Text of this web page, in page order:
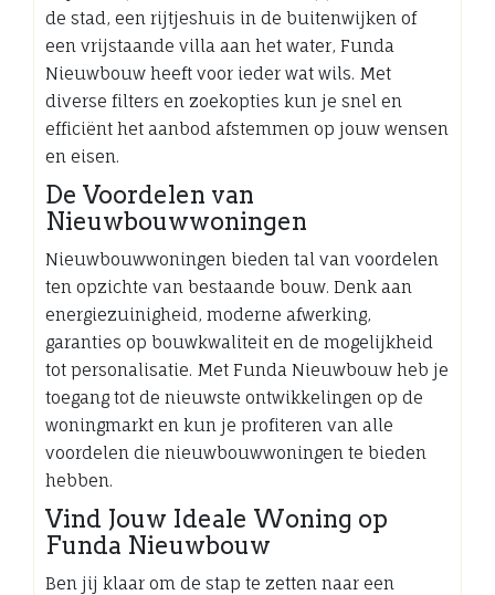
de stad, een rijtjeshuis in de buitenwijken of
een vrijstaande villa aan het water, Funda
Nieuwbouw heeft voor ieder wat wils. Met
diverse filters en zoekopties kun je snel en
efficiënt het aanbod afstemmen op jouw wensen
en eisen.
De Voordelen van
Nieuwbouwwoningen
Nieuwbouwwoningen bieden tal van voordelen
ten opzichte van bestaande bouw. Denk aan
energiezuinigheid, moderne afwerking,
garanties op bouwkwaliteit en de mogelijkheid
tot personalisatie. Met Funda Nieuwbouw heb je
toegang tot de nieuwste ontwikkelingen op de
woningmarkt en kun je profiteren van alle
voordelen die nieuwbouwwoningen te bieden
hebben.
Vind Jouw Ideale Woning op
Funda Nieuwbouw
Ben jij klaar om de stap te zetten naar een